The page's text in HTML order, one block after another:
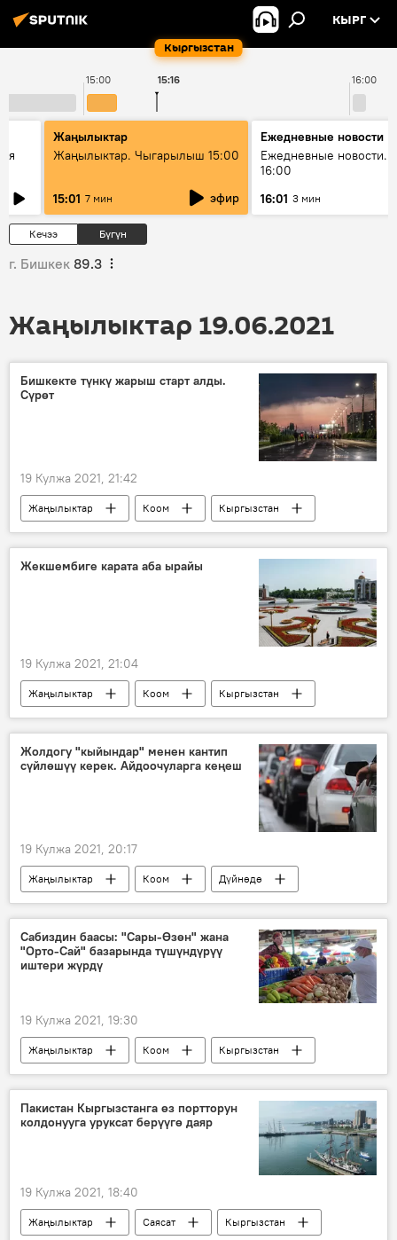
Кыргызстан
КЫРГ
15:00 16:00
15:16
Жаңылыктар
Жаңылыктар. Чыгарылыш 15:00
15:01 7 мин эфир
Ежедневные новости
Ежедневные новости.
16:00
16:01 3 мин
Кечээ Бүгүн
г. Бишкек 89.3
Жаңылыктар 19.06.2021
Бишкекте түнкү жарыш старт алды.
Сүрөт
19 Кулжа 2021, 21:42
Жаңылыктар Коом
Кыргызстан
Спорт
Бишкек жарыш
Жекшембиге карата аба ырайы
19 Кулжа 2021, 21:04
Жаңылыктар Коом
Кыргызстан
аба ырайы
Жолдогу "кыйындар" менен кантип
сүйлөшүү керек. Айдоочуларга кеңеш
19 Кулжа 2021, 20:17
Жаңылыктар Коом
Дүйнөдө
автоунаа
жол
айдоочу
конфликт
юрист кеңеш
Сабиздин баасы: "Сары-Өзөн" жана
"Орто-Сай" базарында түшүндүрүү
иштери жүрдү
19 Кулжа 2021, 19:30
Жаңылыктар Коом
Кыргызстан
Монополияга каршы жөнгө салуу боюнча мамлекеттик агенттик
Сабиз
кымбаттоо баа
Пакистан Кыргызстанга өз портторун
колдонууга уруксат берүүгө даяр
19 Кулжа 2021, 18:40
Жаңылыктар Саясат
Кыргызстан